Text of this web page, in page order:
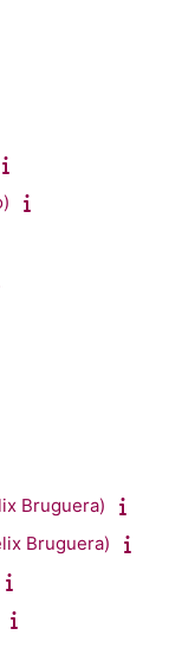
Bruguera)
Bruguera)